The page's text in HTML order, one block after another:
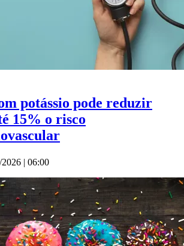
potássio pode reduzir
15% o risco
2026 | 06:00